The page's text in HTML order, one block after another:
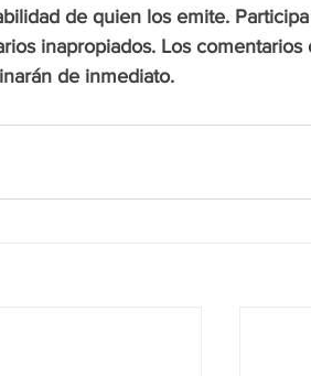
de quien los emite. Participa
inapropiados. Los comentarios
de inmediato.